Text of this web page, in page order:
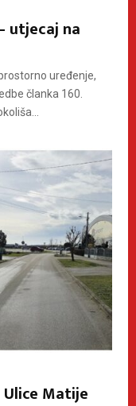
utjecaj na
uređenje,
članka 160.
Matije